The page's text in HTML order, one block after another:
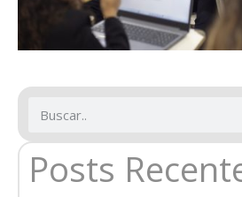
Posts